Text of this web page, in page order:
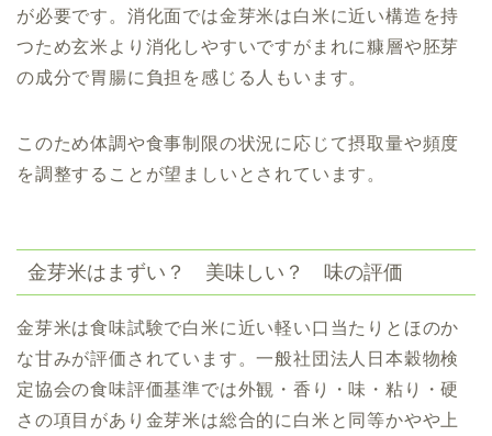
が必要です。消化面では金芽米は白米に近い構造を持
つため玄米より消化しやすいですがまれに糠層や胚芽
の成分で胃腸に負担を感じる人もいます。
このため体調や食事制限の状況に応じて摂取量や頻度
を調整することが望ましいとされています。
金芽米はまずい？ 美味しい？ 味の評価
金芽米は食味試験で白米に近い軽い口当たりとほのか
な甘みが評価されています。一般社団法人日本穀物検
定協会の食味評価基準では外観・香り・味・粘り・硬
さの項目があり金芽米は総合的に白米と同等かやや上